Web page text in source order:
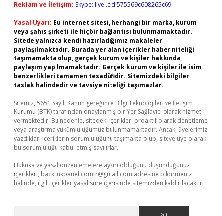
Reklam ve İletişim: Skype: live:.cid.575569c608265c69
Yasal Uyarı: Bu internet sitesi, herhangi bir marka, kurum
veya şahıs şirketi ile hiçbir bağlantısı bulunmamaktadır.
Sitede yalnızca kendi hazırladığımız makaleler
paylaşılmaktadır. Burada yer alan içerikler haber niteliği
taşımamakta olup, gerçek kurum ve kişiler hakkında
paylaşım yapılmamaktadır. Gerçek kurum ve kişiler ile isim
benzerlikleri tamamen tesadüfidir. Sitemizdeki bilgiler
taslak halindedir ve tavsiye niteliği taşımazlar.
Sitemiz, 5651 Sayılı Kanun gereğince Bilgi Teknolojileri ve İletişim
Kurumu (BTK) tarafından onaylanmış bir Yer Sağlayıcı olarak hizmet
vermektedir. Bu nedenle, sitedeki içerikleri proaktif olarak denetleme
veya araştırma yükümlülüğümüz bulunmamaktadır. Ancak, üyelerimiz
yazdıkları içeriklerin sorumluluğunu taşımakta olup, siteye üye olarak
bu sorumluluğu kabul etmiş sayılırlar.
Hukuka ve yasal düzenlemelere aykırı olduğunu düşündüğünüz
içerikleri, backlinkpanelicomtr@gmail.com adresine bildirmeniz
halinde, ilgili içerikler yasal süre içerisinde sitemizden kaldırılacaktır.